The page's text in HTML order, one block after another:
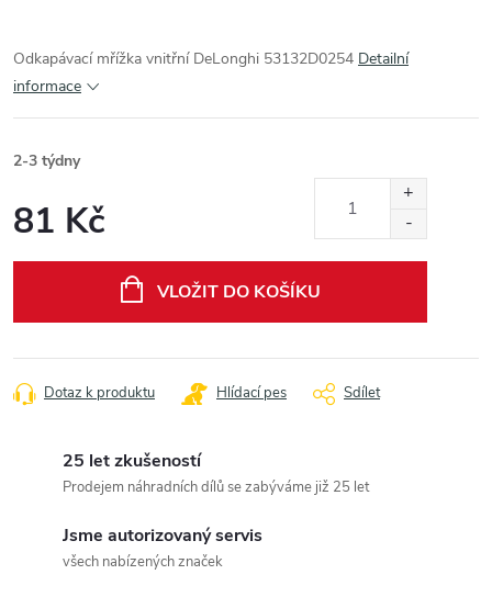
Odkapávací mřížka vnitřní DeLonghi 53132D0254 Detailní
informace
2-3 týdny
81 Kč
VLOŽIT DO KOŠÍKU
Dotaz k produktu Hlídací pes Sdílet
25 let zkušeností
Prodejem náhradních dílů se zabýváme již 25 let
Jsme autorizovaný servis
všech nabízených značek